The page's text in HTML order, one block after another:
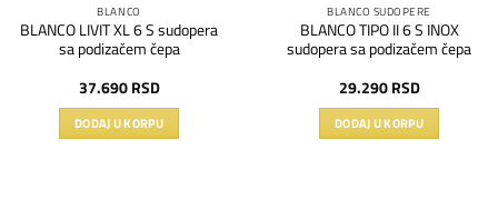
BLANCO
BLANCO LIVIT XL 6 S sudopera
sa podizačem čepa
37.690 RSD
DODAJ U KORPU
BLANCO SUDOPERE
BLANCO TIPO II 6 S INOX
sudopera sa podizačem čepa
29.290 RSD
DODAJ U KORPU